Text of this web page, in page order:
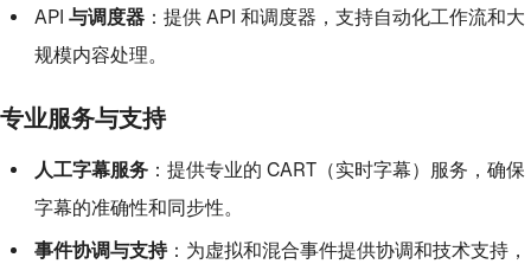
API 与调度器：提供 API 和调度器，支持自动化工作流和大
规模内容处理。
专业服务与支持
人工字幕服务：提供专业的 CART（实时字幕）服务，确保
字幕的准确性和同步性。
事件协调与支持：为虚拟和混合事件提供协调和技术支持，